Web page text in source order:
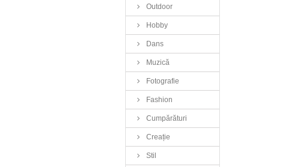
Outdoor
Hobby
Dans
Muzică
Fotografie
Fashion
Cumpărături
Creație
Stil